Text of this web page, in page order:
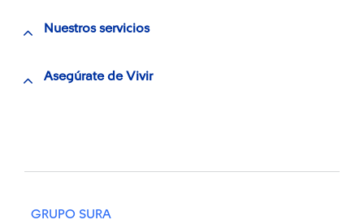
Nuestros servicios
Asegúrate de Vivir
GRUPO SURA